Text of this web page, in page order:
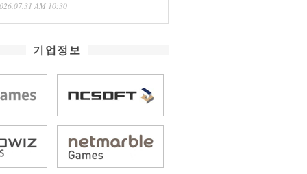
AM 10:30
기업정보